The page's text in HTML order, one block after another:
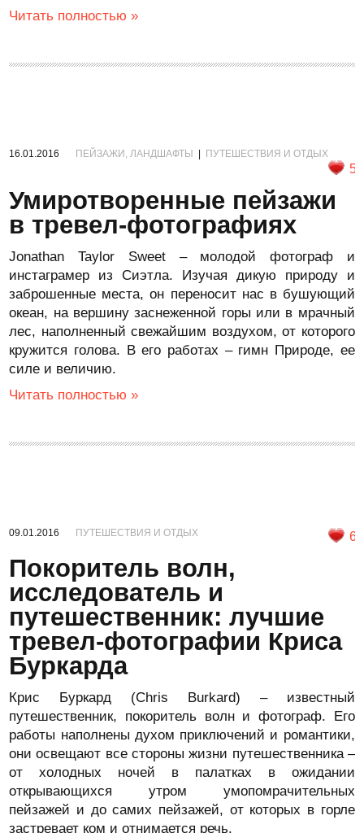
Читать полностью »
16.01.2016 ПЕЙЗАЖИ, ЛАНДШАФТЫ ПУТЕШЕСТВИЯ И ОТДЫХ
5
Умиротворенные пейзажи
в тревел-фотографиях
Jonathan Taylor Sweet – молодой фотограф и
инстаграмер из Сиэтла. Изучая дикую природу и
заброшенные места, он переносит нас в бушующий
океан, на вершину заснеженной горы или в мрачный
лес, наполненный свежайшим воздухом, от которого
кружится голова. В его работах – гимн Природе, ее
силе и величию.
Читать полностью »
09.01.2016 ПУТЕШЕСТВИЯ И ОТДЫХ 6
Покоритель волн,
исследователь и
путешественник: лучшие
тревел-фотографии Криса
Буркарда
Крис Буркард (Chris Burkard) – известный
путешественник, покоритель волн и фотограф. Его
работы наполнены духом приключений и романтики,
они освещают все стороны жизни путешественника –
от холодных ночей в палатках в ожидании
открывающихся утром умопомрачительных
пейзажей и до самих пейзажей, от которых в горле
застревает ком и отнимается речь.